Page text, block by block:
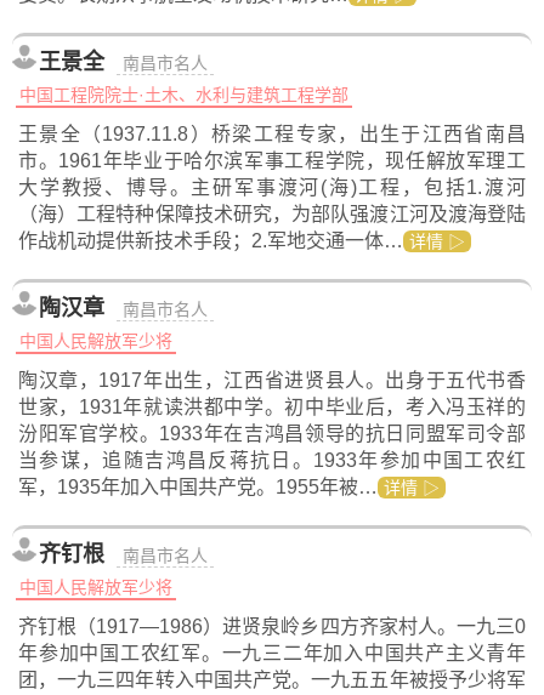
王景全
南昌市名人
中国工程院院士·土木、水利与建筑工程学部
王景全（1937.11.8）桥梁工程专家，出生于江西省南昌
市。1961年毕业于哈尔滨军事工程学院，现任解放军理工
大学教授、博导。主研军事渡河(海)工程，包括1.渡河
（海）工程特种保障技术研究，为部队强渡江河及渡海登陆
作战机动提供新技术手段；2.军地交通一体… 详情 ▷
陶汉章
南昌市名人
中国人民解放军少将
陶汉章，1917年出生，江西省进贤县人。出身于五代书香
世家，1931年就读洪都中学。初中毕业后，考入冯玉祥的
汾阳军官学校。1933年在吉鸿昌领导的抗日同盟军司令部
当参谋，追随吉鸿昌反蒋抗日。1933年参加中国工农红
军，1935年加入中国共产党。1955年被… 详情 ▷
齐钉根
南昌市名人
中国人民解放军少将
齐钉根（1917—1986）进贤泉岭乡四方齐家村人。一九三0
年参加中国工农红军。一九三二年加入中国共产主义青年
团，一九三四年转入中国共产党。一九五五年被授予少将军